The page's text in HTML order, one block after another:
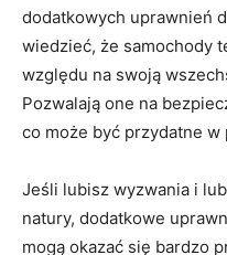
⁤dodatkowych ⁤uprawnień
wiedzieć,⁣ że samochody
względu ⁢na swoją
Pozwalają‍ one ⁤na
co może‍ być przydatne
Jeśli lubisz‍ wyzwania i
natury, dodatkowe
mogą⁢ okazać się ⁤bardzo